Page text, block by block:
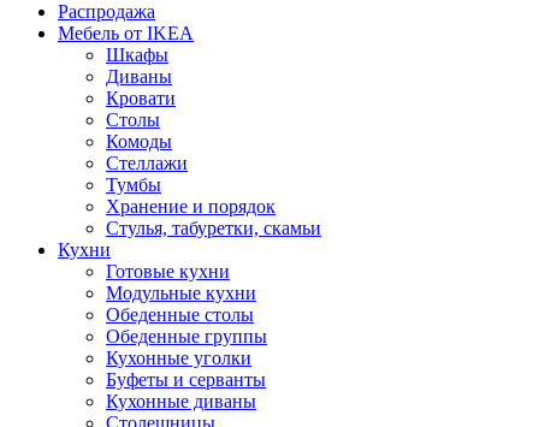
Распродажа
Мебель от IKEA
Шкафы
Диваны
Кровати
Столы
Комоды
Стеллажи
Тумбы
Хранение и порядок
Стулья, табуретки, скамьи
Кухни
Готовые кухни
Модульные кухни
Обеденные столы
Обеденные группы
Кухонные уголки
Буфеты и серванты
Кухонные диваны